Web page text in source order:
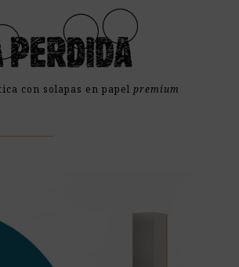
con solapas en papelpremium